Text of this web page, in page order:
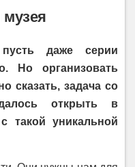
музея
даже серии
Но организовать
сказать, задача со
открыть в
такой уникальной